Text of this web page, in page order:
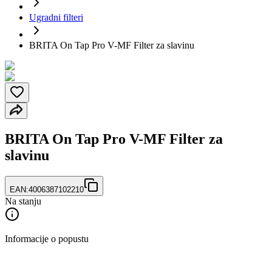
Ugradni filteri
BRITA On Tap Pro V-MF Filter za slavinu
BRITA On Tap Pro V-MF Filter za
slavinu
EAN:4006387102210
Na stanju
Informacije o popustu